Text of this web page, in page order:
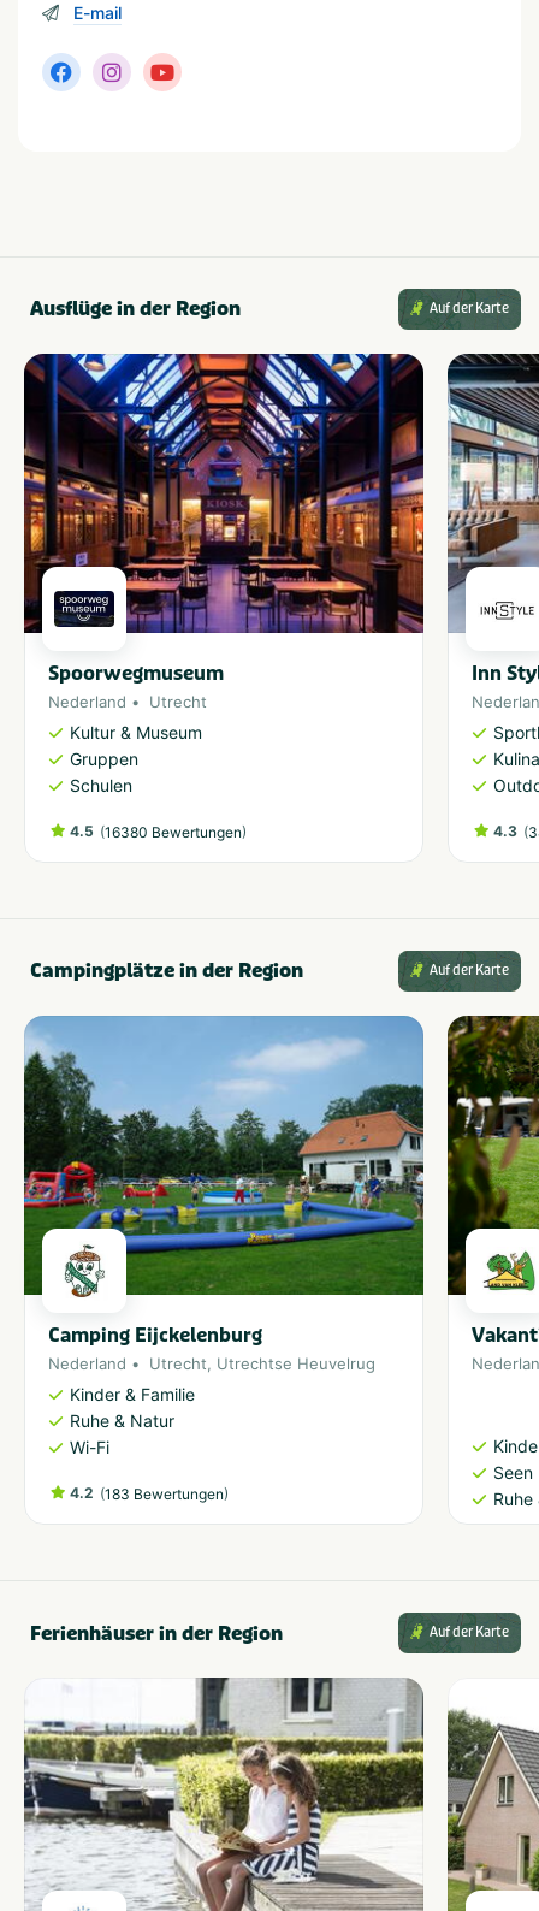
E-mail
Ausflüge in der Region Auf der Karte
Spoorwegmuseum
Nederland Utrecht
Kultur & Museum
Gruppen
Schulen
4.5 (16380 Bewertungen)
Inn
4.3 (
Campingplätze in der Region Auf der Karte
Camping Eijckelenburg
Nederland Utrecht, Utrechtse Heuvelrug
Kinder & Familie
Ruhe & Natur
Wi-Fi
4.2 (183 Bewertungen)
Seen
Ferienhäuser in der Region Auf der Karte